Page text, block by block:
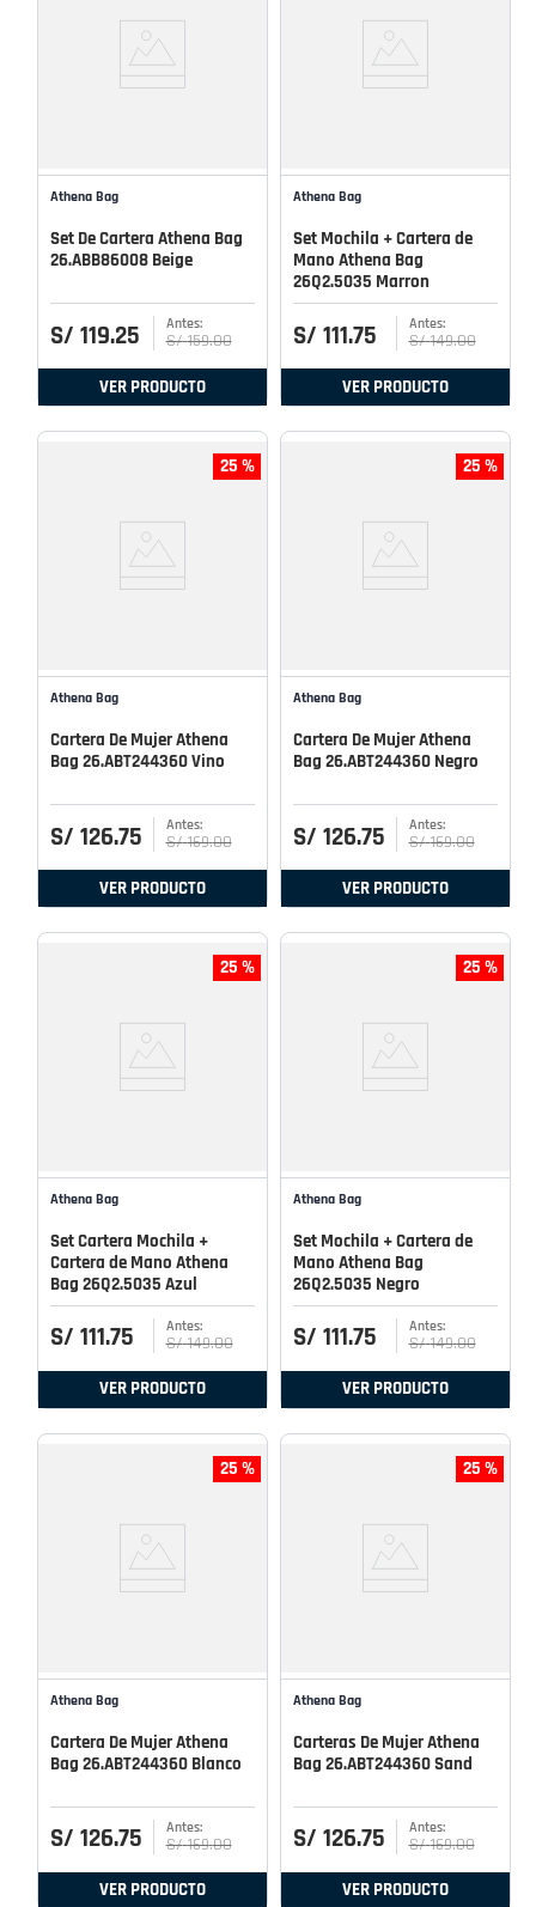
Athena Bag
Set De Cartera Athena Bag
26.ABB86008 Beige
S/ 119.25 S/ 159.00
VER PRODUCTO
Athena Bag
Set Mochila + Cartera de
Mano Athena Bag
26Q2.5035 Marron
S/ 111.75 S/ 149.00
VER PRODUCTO
25 %
Athena Bag
Cartera De Mujer Athena
Bag 26.ABT244360 Vino
S/ 126.75 S/ 169.00
VER PRODUCTO
25 %
Athena Bag
Cartera De Mujer Athena
Bag 26.ABT244360 Negro
S/ 126.75 S/ 169.00
VER PRODUCTO
25 %
Athena Bag
Set Cartera Mochila +
Cartera de Mano Athena
Bag 26Q2.5035 Azul
S/ 111.75 S/ 149.00
VER PRODUCTO
25 %
Athena Bag
Set Mochila + Cartera de
Mano Athena Bag
26Q2.5035 Negro
S/ 111.75 S/ 149.00
VER PRODUCTO
25 %
Athena Bag
Cartera De Mujer Athena
Bag 26.ABT244360 Blanco
S/ 126.75 S/ 169.00
VER PRODUCTO
25 %
Athena Bag
Carteras De Mujer Athena
Bag 26.ABT244360 Sand
S/ 126.75 S/ 169.00
VER PRODUCTO